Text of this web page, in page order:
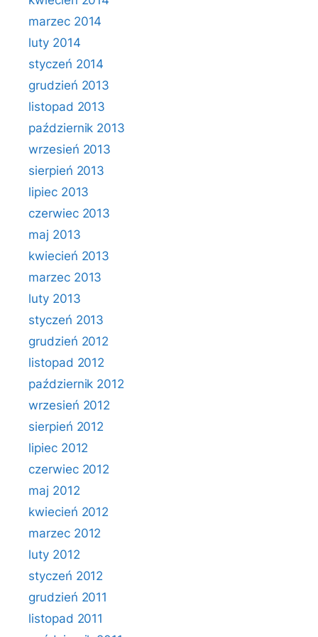
marzec 2014
luty 2014
styczeń 2014
grudzień 2013
listopad 2013
październik 2013
wrzesień 2013
sierpień 2013
lipiec 2013
czerwiec 2013
maj 2013
kwiecień 2013
marzec 2013
luty 2013
styczeń 2013
grudzień 2012
listopad 2012
październik 2012
wrzesień 2012
sierpień 2012
lipiec 2012
czerwiec 2012
maj 2012
kwiecień 2012
marzec 2012
luty 2012
styczeń 2012
grudzień 2011
listopad 2011